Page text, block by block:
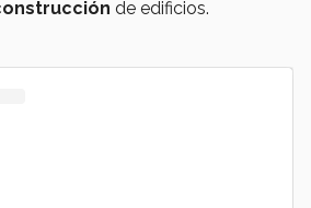
de edificios.